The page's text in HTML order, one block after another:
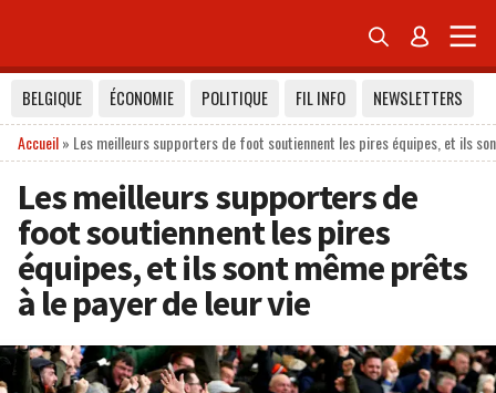
 
BELGIQUE ÉCONOMIE POLITIQUE FIL INFO
NEWSLETTERS
Accueil» Les meilleurs supporters de foot soutiennent les pires équipes, et ils
Les meilleurs supporters de
foot soutiennent les pires
équipes, et ils sont même prêts
à le payer de leur vie